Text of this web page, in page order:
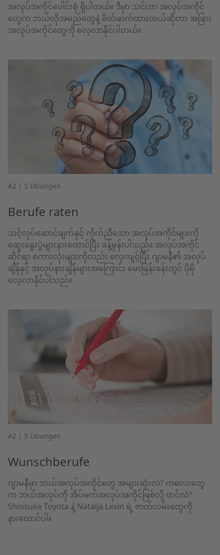
အလုပ်အကိုင်ပေါင်းစုံ ရှိပါတယ်။ ဒီမှာ သင်ဟာ အလုပ်အကိုင်
တွေက ဘယ်လိုအမည်တွေနဲ့ မိတ်ဆက်ထားတယ်ဆိုတာ အခြား
အလုပ်အကိုင်တွေကို လေ့လာနိုင်ပါတယ်။
A2 | 5 Übungen
Berufe raten
သင့်လုပ်ဆောင်ချက်နှင့် ကိုက်ညီသော အလုပ်အကိုင်များကို
ဆွေးနွေးပွဲများနားထောင်ပြီး ခန့်မှန်းပါသည်။ အလုပ်အကိုင်
ဆိုင်ရာ စကားလုံးများကိုလည်း လေ့ကျင့်ပြီး ဂျာမနီ၏ အလုပ်
ချိန်နှင့် အလုပ်နားချိန်များအကြောင်း မေးမြန်းခန်းတွင် ပိုမို
လေ့လာနိုင်ပါသည်။
A2 | 5 Übungen
Wunschberufe
ဂျာမနီမှာ ဘယ်အလုပ်အကိုင်တွေ အများဆုံးလဲ? ကလေးတွေ
က ဘယ်အလုပ်ကို အိပ်မက်အလုပ်အကိုင်ဖြစ်လို့ ထင်လဲ?
Shinsuke Toyota နဲ့ Natalja Levin ရဲ့ ဇာတ်လမ်းတွေကို
နားထောင်ပါ။